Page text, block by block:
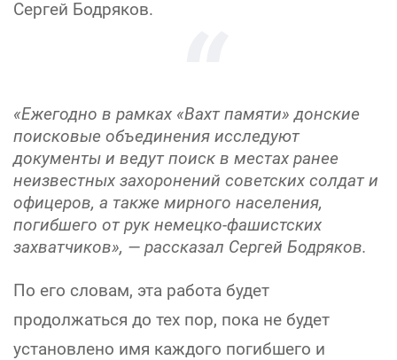
Сергей Бодряков.
«Ежегодно в рамках «Вахт памяти» донские
поисковые объединения исследуют
документы и ведут поиск в местах ранее
неизвестных захоронений советских солдат и
офицеров, а также мирного населения,
погибшего от рук немецко-фашистских
захватчиков», — рассказал Сергей Бодряков.
По его словам, эта работа будет
продолжаться до тех пор, пока не будет
установлено имя каждого погибшего и